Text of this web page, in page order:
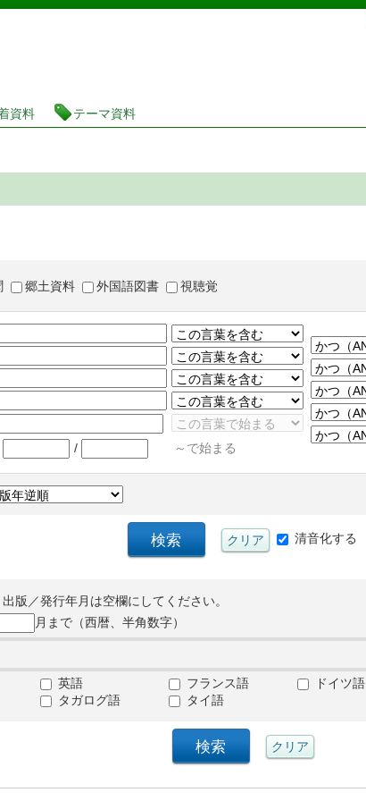
茨城県立図書館 蔵書検索・予約システム
資料 テーマ資料
郷土資料 外国語図書 視聴覚
/ ～で始まる
清音化する
版／発行年月は空欄にしてください。
月まで（西暦、半角数字）
英語 フランス語 ドイツ語
タガログ語 タイ語